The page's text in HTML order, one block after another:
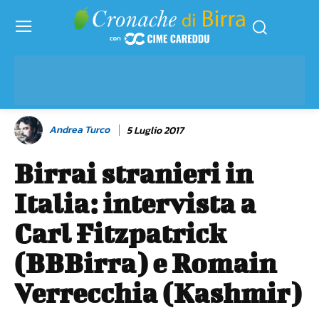
Andrea Turco 5 Luglio 2017
Birrai stranieri in
Italia: intervista a
Carl Fitzpatrick
(BBBirra) e Romain
Verrecchia (Kashmir)